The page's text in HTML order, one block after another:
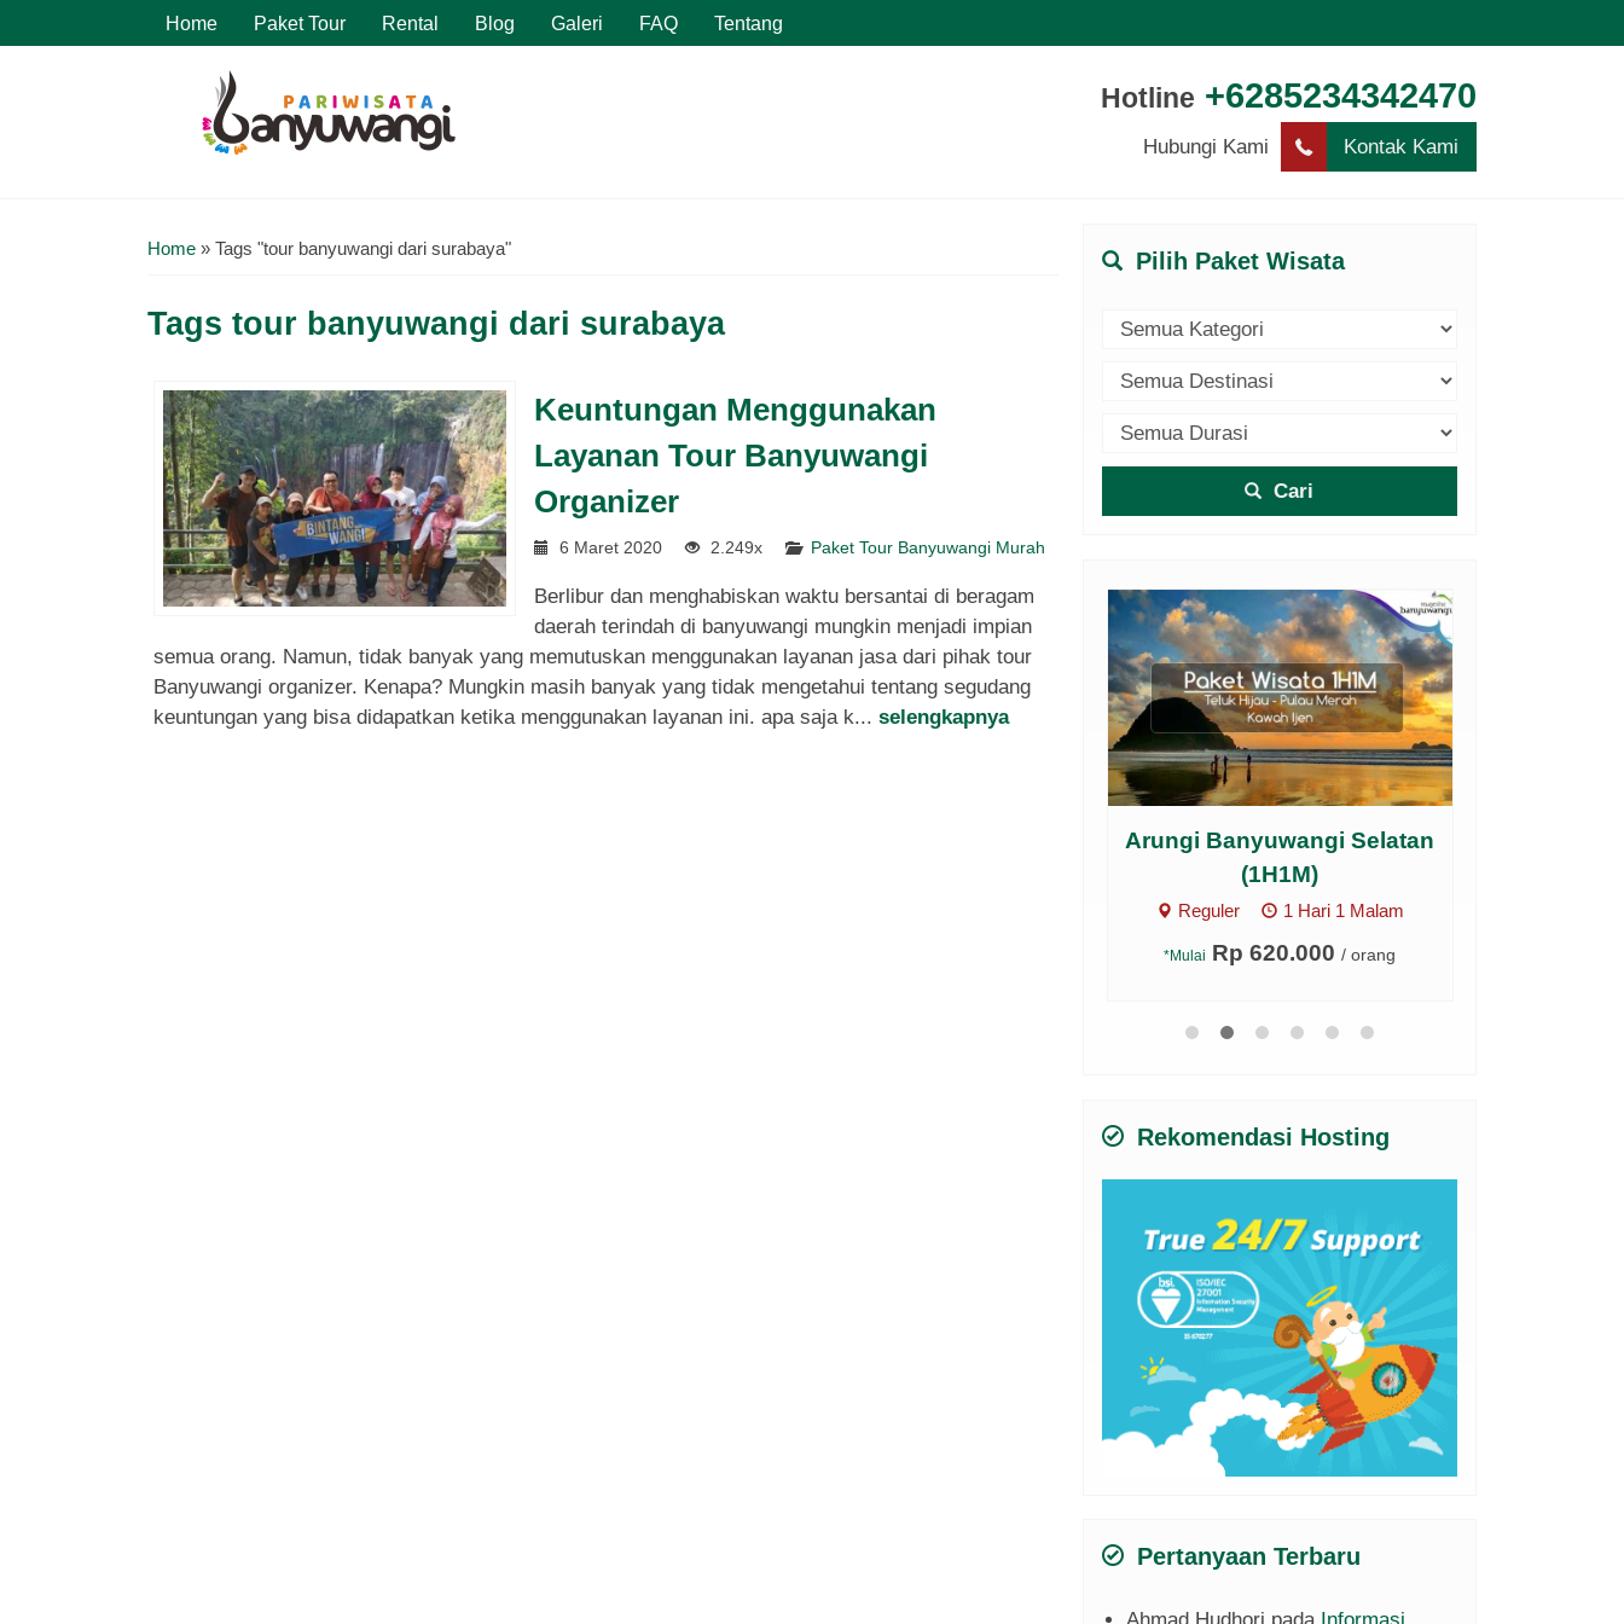
Home Paket Tour Rental Blog Galeri FAQ Tentang
Hotline +6285234342470
Hubungi Kami Kontak Kami
Home » Tags "tour banyuwangi dari surabaya"
Tags tour banyuwangi dari surabaya
Keuntungan Menggunakan
Layanan Tour Banyuwangi
Organizer
6 Maret 2020 2.249x Paket Tour Banyuwangi Murah
Berlibur dan menghabiskan waktu bersantai di beragam
daerah terindah di banyuwangi mungkin menjadi impian
semua orang. Namun, tidak banyak yang memutuskan menggunakan layanan jasa dari pihak tour
Banyuwangi organizer. Kenapa? Mungkin masih banyak yang tidak mengetahui tentang segudang
keuntungan yang bisa didapatkan ketika menggunakan layanan ini. apa saja k... selengkapnya
Pilih Paket Wisata
Cari
Arungi Banyuwangi Selatan
(1H1M)
Reguler 1 Hari 1 Malam
*Mulai Rp 620.000 / orang
Rekomendasi Hosting
Pertanyaan Terbaru